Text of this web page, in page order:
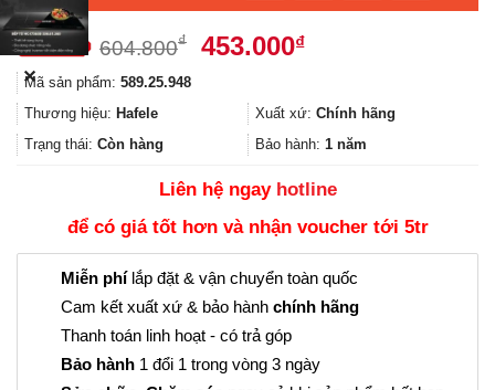
604.800₫
Giá
604.800₫.
453.000₫Giá
là:
453.000₫.
Mã sản phẩm: 589.25.948
Thương hiệu: Hafele Xuất xứ: Chính hãng
Trạng thái: Còn hàng Bảo hành: 1 năm
Liên hệ ngay hotline
để có giá tốt hơn và nhận voucher tới 5tr
Miễn phílắp đặt & vận chuyển toàn quốc
Cam kết xuất xứ & bảo hành chính hãng
Thanh toán linh hoạt - có trả góp
Bảo hành 1 đổi 1 trong vòng 3 ngày
✕